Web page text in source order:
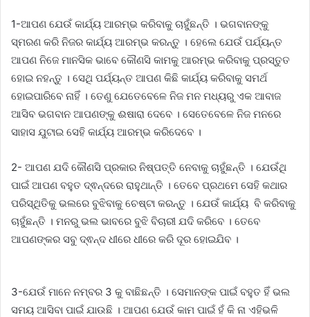
1-ଆପଣ ଯେଉଁ କାର୍ଯ୍ୟ ଆରମ୍ଭ କରିବାକୁ ଚାହୁଁଛନ୍ତି । ଭଗବାନଙ୍କୁ
ସ୍ମରଣ କରି ନିଜର କାର୍ଯ୍ୟ ଆରମ୍ଭ କରନ୍ତୁ । ହେଲେ ଯେଉଁ ପର୍ଯ୍ୟନ୍ତ
ଆପଣ ନିଜେ ମାନସିକ ଭାବେ କୌଣସି କାମକୁ ଆରମ୍ଭ କରିବାକୁ ପ୍ରସ୍ତୁତ
ହୋଇ ନହନ୍ତୁ । ସେଥି ପର୍ଯ୍ୟନ୍ତ ଆପଣ କିଛି କାର୍ଯ୍ୟ କରିବାକୁ ସମର୍ଥ
ହୋଇପାରିବେ ନାହିଁ । ତେଣୁ ଯେତେବେଳେ ନିଜ ମନ ମଧ୍ୟରୁ ଏକ ଆବାଜ
ଆସିବ ଭଗବାନ ଆପଣଙ୍କୁ ଈଷାରା ଦେବେ । ସେତେବେଳେ ନିଜ ମନରେ
ସାହାସ ଯୁଟାଇ ସେହି କାର୍ଯ୍ୟ ଆରମ୍ଭ କରିଦେବେ ।
2- ଆପଣ ଯଦି କୌଣସି ପ୍ରକାର ନିଷ୍ପତ୍ତି ନେବାକୁ ଚାହୁଁଛନ୍ତି । ଯେଉଁଥି
ପାଇଁ ଆପଣ ବହୁତ ଦ୍ଵନ୍ଦରେ ରାହୁଥାନ୍ତି । ତେବେ ପ୍ରଥମେ ସେହି କଥାର
ପରିସ୍ଥିତିକୁ ଭଲରେ ବୁଝିବାକୁ ଚେଷ୍ଟା କରନ୍ତୁ । ଯେଉଁ କାର୍ଯ୍ୟ ବି କରିବାକୁ
ଚାହୁଁଛନ୍ତି । ମନରୁ ଭଲ ଭାବରେ ବୁଝି ବିଚାରୀ ଯଦି କରିବେ । ତେବେ
ଆପଣଙ୍କର ସବୁ ଦ୍ଵନ୍ଦ ଧୀରେ ଧୀରେ କରି ଦୂର ହୋଇଯିବ ।
3-ଯେଉଁ ମାନେ ନମ୍ବର 3 କୁ ବାଛିଛନ୍ତି । ସେମାନଙ୍କ ପାଇଁ ବହୁତ ହିଁ ଭଲ
ସମୟ ଆସିବା ପାଇଁ ଯାଉଛି । ଆପଣ ଯେଉଁ କାମ ପାଇଁ ହଁ କି ନା ଏହିଭଳି